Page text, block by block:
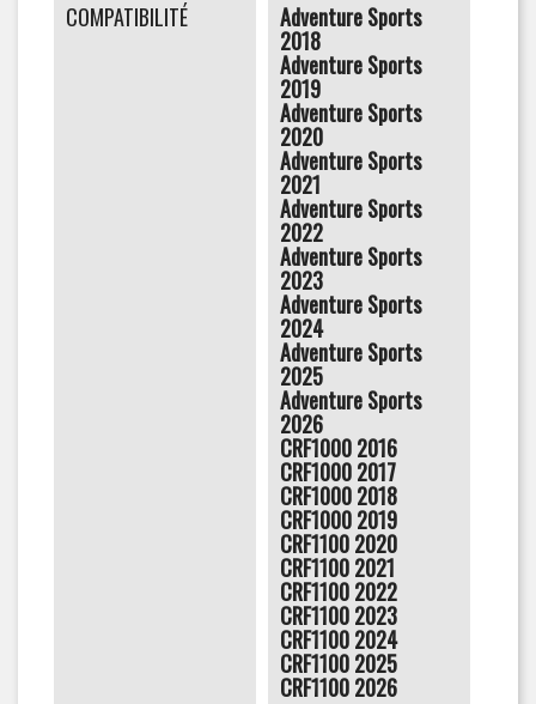
COMPATIBILITÉ Adventure Sports
2018
Adventure Sports
2019
Adventure Sports
2020
Adventure Sports
2021
Adventure Sports
2022
Adventure Sports
2023
Adventure Sports
2024
Adventure Sports
2025
Adventure Sports
2026
CRF1000 2016
CRF1000 2017
CRF1000 2018
CRF1000 2019
CRF1100 2020
CRF1100 2021
CRF1100 2022
CRF1100 2023
CRF1100 2024
CRF1100 2025
CRF1100 2026